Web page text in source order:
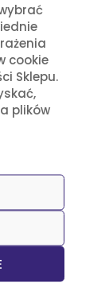
cookie
Sklepu.
plików